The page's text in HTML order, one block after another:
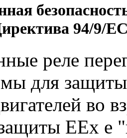
94/9/
реле
для защиты
во
EEx е